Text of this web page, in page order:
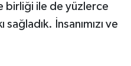
birliği ile de yüzlerce
İnsanımızı ve